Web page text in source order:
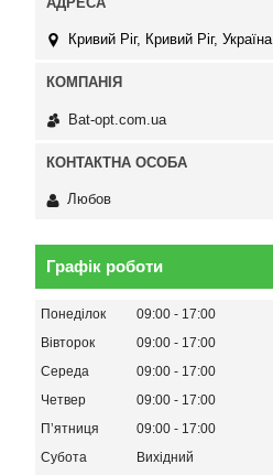
Кривий Ріг, Кривий Ріг, Україна
Bat-opt.com.ua
Любов
Графік роботи
Понеділок 09:00
17:00
Вівторок
09:00
17:00
Середа
09:00
17:00
Четвер
09:00
17:00
Пʼятниця
09:00
17:00
Субота
Вихідний